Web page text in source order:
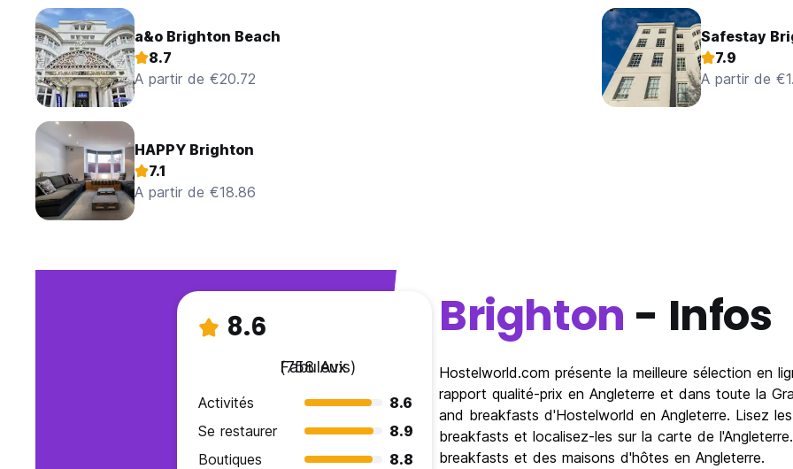
a&o Brighton Beach
8.7
A partir de €20.72
Safestay
7.9
A partir de
HAPPY Brighton
7.1
A partir de €18.86
8.6
Fabuleux
(758 Avis)
Activités
8.6
Se restaurer
8.9
Boutiques
8.8
Brighton - Infos
Hostelworld.com présente la meilleure sélection en
rapport qualité-prix en Angleterre et dans toute la
and breakfasts d'Hostelworld en Angleterre. Lisez
breakfasts et localisez-les sur la carte de
breakfasts et des maisons d'hôtes en Angleterre.